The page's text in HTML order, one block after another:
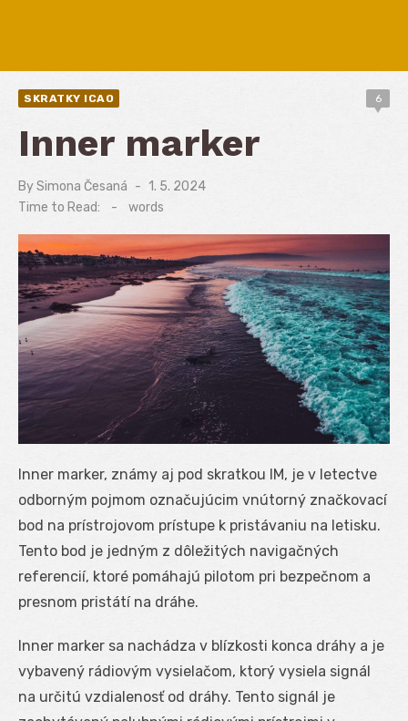
SKRATKY ICAO 6
Inner marker
BySimona Česaná
Posted
on
1. 5. 2024
Time to Read:
- words
Inner marker, známy aj pod skratkou IM, je v letectve
odborným pojmom označujúcim vnútorný značkovací
bod na prístrojovom prístupe k pristávaniu na letisku.
Tento bod je jedným z dôležitých navigačných
referencií, ktoré pomáhajú pilotom pri bezpečnom a
presnom pristátí na dráhe.
Inner marker sa nachádza v blízkosti konca dráhy a je
vybavený rádiovým vysielačom, ktorý vysiela signál
na určitú vzdialenosť od dráhy. Tento signál je